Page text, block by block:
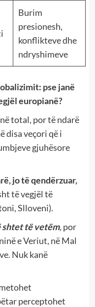
Burim
presionesh,
konflikteve dhe
ndryshimeve
pse janë
europianë?
total, por të ndarë
disa veçori që i
gjuhësore
jo të qendërzuar,
të vegjël të
Slloveni).
shtet të vetëm,por
e Veriut, në Mal
Nuk kanë
perceptohet